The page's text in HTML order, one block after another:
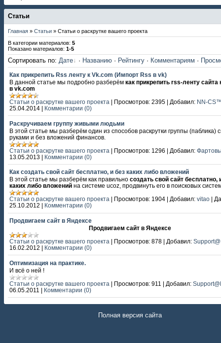
Статьи
Главная » Статьи » Статьи о раскрутке вашего проекта
В категории материалов: 5
Показано материалов: 1-5
Сортировать по: Дате · Названию · Рейтингу · Комментариям ·
Как прикрепить Rss ленту к Vk.com (Импорт Rss в vk)
В данной статье мы подробно разберём как прикрепить rss-ленту сайта
в vk.com
Статьи о раскрутке вашего проекта | Просмотров: 2395 | Добавил: NN-
25.04.2014 | Комментарии (0)
Раскручиваем группу живыми людьми
В этой статье мы разберём один из способов раскрутки группы (паблика)
руками и без вложений финансов.
Статьи о раскрутке вашего проекта | Просмотров: 1296 | Добавил:
13.05.2013 | Комментарии (0)
Как создать свой сайт бесплатно, и без каких либо вложений
В этой статье мы разберём как правильно создать свой сайт бесплатно,
каких либо вложений на системе ucoz, продвинуть его в поисковых
Статьи о раскрутке вашего проекта Просмотров: 1904 Добавил: vitao
25.10.2012
Комментарии (0)
Продвигаем сайт в Яндексе
Продвигаем сайт в Яндексе
Статьи о раскрутке вашего проекта | Просмотров: 878 | Добавил:
16.02.2012 | Комментарии (0)
Оптимизация на практике.
И всё о ней !
Статьи о раскрутке вашего проекта | Просмотров: 911 | Добавил:
06.05.2011 | Комментарии (0)
Полная версия сайта